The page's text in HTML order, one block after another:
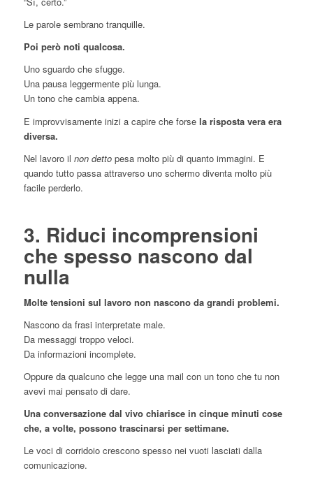
Le parole sembrano tranquille.
Poi però noti qualcosa.
Uno sguardo che sfugge.
Una pausa leggermente più lunga.
Un tono che cambia appena.
E improvvisamente inizi a capire che forse la risposta vera era
diversa.
Nel lavoro il non dettopesa molto più di quanto immagini. E
quando tutto passa attraverso uno schermo diventa molto più
facile perderlo.
3. Riduci incomprensioni
che spesso nascono dal
nulla
Molte tensioni sul lavoro non nascono da grandi problemi.
Nascono da frasi interpretate male.
Da messaggi troppo veloci.
Da informazioni incomplete.
Oppure da qualcuno che legge una mail con un tono che tu non
avevi mai pensato di dare.
Una conversazione dal vivo chiarisce in cinque minuti cose
che, a volte, possono trascinarsi per settimane.
Le voci di corridoio crescono spesso nei vuoti lasciati dalla
comunicazione.